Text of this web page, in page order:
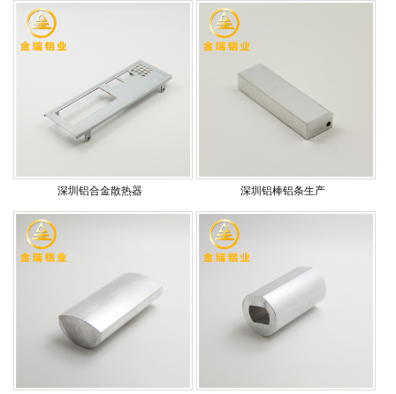
深圳铝合金散热器 深圳铝棒铝条生产